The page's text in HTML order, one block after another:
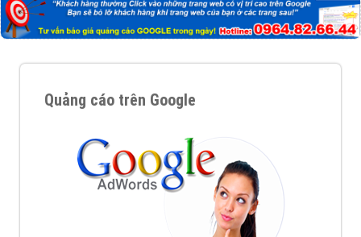
Quảng cáo trên Google